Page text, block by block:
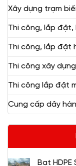
Xây dựng trạm
Thi công, lắp
Thi công, lắp đặt
Thi công xây
Thi công lắp đặt
Cung cấp dây hàn
Bạt